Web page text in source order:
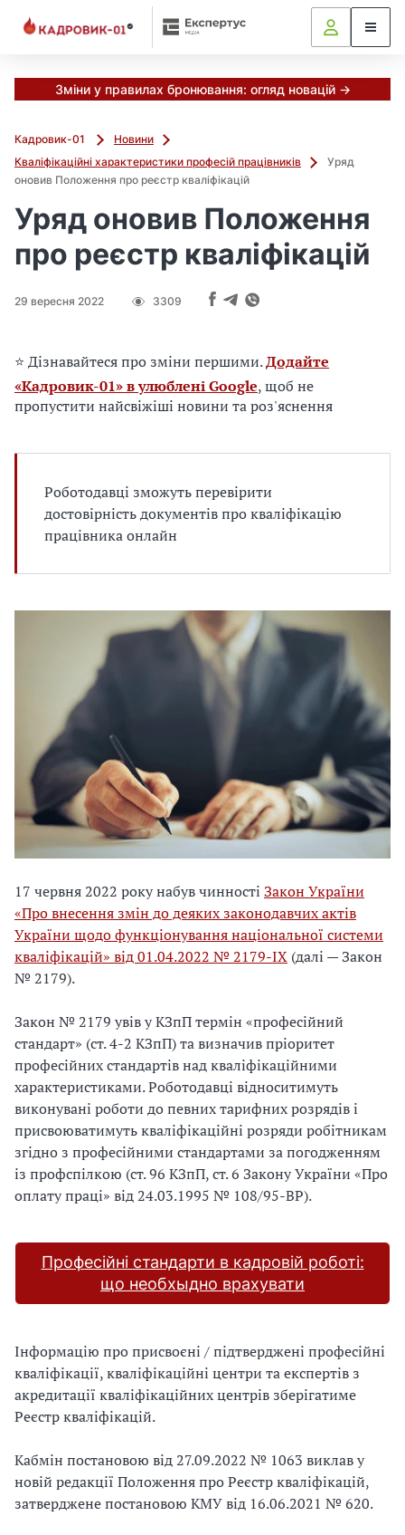
Зміни у правилах бронювання: огляд новацій →
Кадровик-01
Новини
Кваліфікаційні характеристики професій працівників
Уряд
оновив Положення про реєстр кваліфікацій
Уряд оновив Положення
про реєстр кваліфікацій
29 вересня 2022 3309
⭐ Дізнавайтеся про зміни першими.Додайте
«Кадровик-01» в улюблені Google, щоб не
пропустити найсвіжіші новини та роз'яснення
Роботодавці зможуть перевірити
достовірність документів про кваліфікацію
працівника онлайн
17 червня 2022 року набув чинності Закон України
«Про внесення змін до деяких законодавчих актів
України щодо функціонування національної системи
кваліфікацій» від 01.04.2022 № 2179-ІХ (далі — Закон
№ 2179).
Закон № 2179 увів уКЗпП термін «професійний
стандарт» (ст. 4-2 КЗпП) та визначив пріоритет
професійних стандартів над кваліфікаційними
характеристиками. Роботодавці відноситимуть
виконувані роботи до певних тарифних розрядів і
присвоюватимуть кваліфікаційні розряди робітникам
згідно з професійними стандартами за погодженням
із профспілкою (ст. 96 КЗпП, ст. 6 Закону України «Про
оплату праці» від 24.03.1995 № 108/95-ВР).
Професійні стандарти в кадровій роботі:
що необхыдно врахувати
Інформацію про присвоєні / підтверджені професійні
кваліфікації, кваліфікаційні центри та експертів з
акредитації кваліфікаційних центрів зберігатиме
Реєстр кваліфікацій.
Кабмін постановою від 27.09.2022 № 1063 виклав у
новій редакції Положення про Реєстр кваліфікацій,
затверджене постановою КМУ від 16.06.2021 № 620.